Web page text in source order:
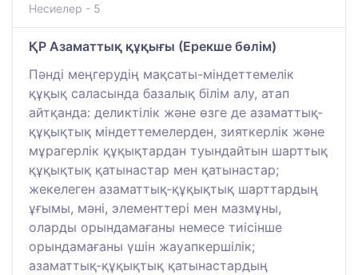
Несиелер - 5
ҚР Азаматтық құқығы (Ерекше бөлім)
Пәнді меңгерудің мақсаты-міндеттемелік
құқық саласында базалық білім алу, атап
айтқанда: деликтілік және өзге де азаматтық-
құқықтық міндеттемелерден, зияткерлік және
мұрагерлік құқықтардан туындайтын шарттық
құқықтық қатынастар мен қатынастар;
жекелеген азаматтық-құқықтық шарттардың
ұғымы, мәні, элементтері мен мазмұны,
оларды орындамағаны немесе тиісінше
орындамағаны үшін жауапкершілік;
азаматтық-құқықтық қатынастардың